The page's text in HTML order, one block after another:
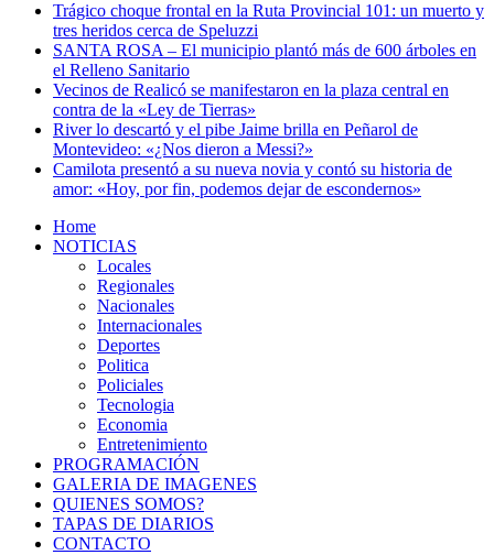
Trágico choque frontal en la Ruta Provincial 101: un muerto y
tres heridos cerca de Speluzzi
SANTA ROSA – El municipio plantó más de 600 árboles en
el Relleno Sanitario
Vecinos de Realicó se manifestaron en la plaza central en
contra de la «Ley de Tierras»
River lo descartó y el pibe Jaime brilla en Peñarol de
Montevideo: «¿Nos dieron a Messi?»
Camilota presentó a su nueva novia y contó su historia de
amor: «Hoy, por fin, podemos dejar de escondernos»
Home
NOTICIAS
Locales
Regionales
Nacionales
Internacionales
Deportes
Politica
Policiales
Tecnologia
Economia
Entretenimiento
PROGRAMACIÓN
GALERIA DE IMAGENES
QUIENES SOMOS?
TAPAS DE DIARIOS
CONTACTO